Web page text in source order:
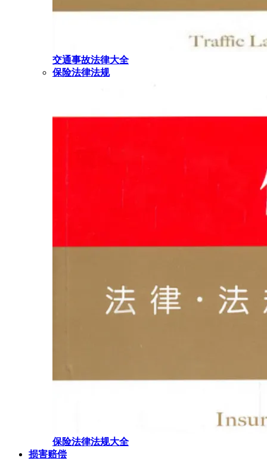
交通事故法律大全
保险法律法规
保险法律法规大全
损害赔偿